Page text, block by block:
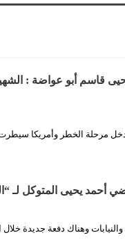
قاسم أبو عواضة :
مرحلة الخطر وأمريكا سيطرت
أحمد يحيى المتوكل لـ
دفعة جديدة خلال الفترة القادمة ٥٤